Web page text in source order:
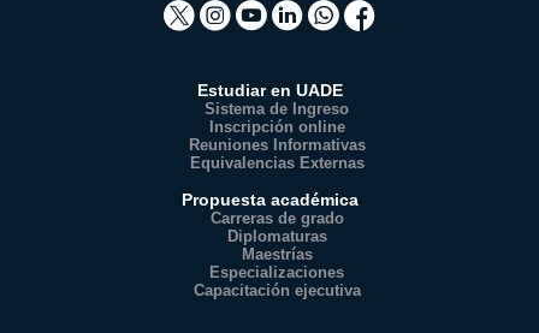
Estudiar en UADE
Sistema de Ingreso
Inscripción online
Reuniones Informativas
Equivalencias Externas
Propuesta académica
Carreras de grado
Diplomaturas
Maestrías
Especializaciones
Capacitación ejecutiva